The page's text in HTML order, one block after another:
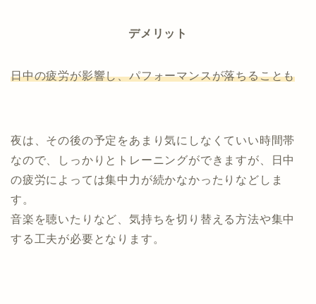
デメリット
日中の疲労が影響し、パフォーマンスが落ちることも
夜は、その後の予定をあまり気にしなくていい時間帯
なので、しっかりとトレーニングができますが、日中
の疲労によっては集中力が続かなかったりなどしま
す。
音楽を聴いたりなど、気持ちを切り替える方法や集中
する工夫が必要となります。